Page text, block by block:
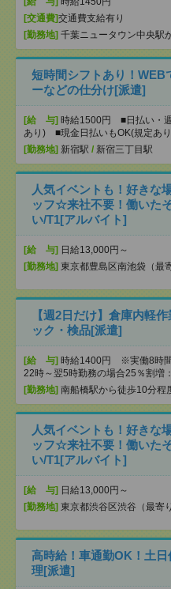
[交通費]交通費支給有り
[勤務地] 千葉ニュータウン中央駅
短時間シフトあり！WEB
ーなどの仕分け[派遣]
[給 与] 時給1500円 ■日払い・
あり) ■現金日払いもOK(規定あ
[勤務地] 新宿駅 / 新宿三丁目駅
人気イベントも！好きな
ッフ☆来社不要！働いた
い/T1[アルバイト]
[給 与] 日給13,000円～
[勤務地] 東京都豊島区南池袋（最
【週2日だけ】倉庫内軽
ック・検品[派遣]
[給 与] 時給1400円 ※実働8時間
22時～翌5時勤務の場合25％割増
[勤務地] 南船橋駅から徒歩10分程
人気イベントも！好きな
ッフ☆来社不要！働いた
い/T1[アルバイト]
[給 与] 日給13,000円～
[勤務地] 東京都渋谷区渋谷（最寄
高時給！車通勤OK！土
理[派遣]